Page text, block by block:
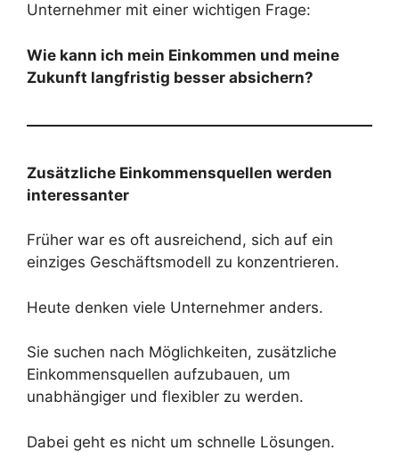
Unternehmer mit einer wichtigen Frage:
Wie kann ich mein Einkommen und meine
Zukunft langfristig besser absichern?
Zusätzliche Einkommensquellen werden
interessanter
Früher war es oft ausreichend, sich auf ein
einziges Geschäftsmodell zu konzentrieren.
Heute denken viele Unternehmer anders.
Sie suchen nach Möglichkeiten, zusätzliche
Einkommensquellen aufzubauen, um
unabhängiger und flexibler zu werden.
Dabei geht es nicht um schnelle Lösungen.